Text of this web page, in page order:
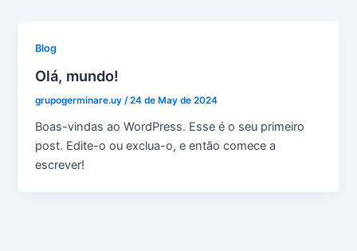
Blog
Olá, mundo!
grupogerminare.uy/24 de May de 2024
Boas-vindas ao WordPress. Esse é o seu primeiro
post. Edite-o ou exclua-o, e então comece a
escrever!